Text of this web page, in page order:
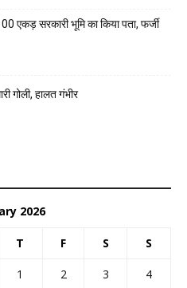
एकड़ सरकारी भूमि का किया पता, फर्जी
गोली, हालत गंभीर
2026
T F S S
1 2 3
4